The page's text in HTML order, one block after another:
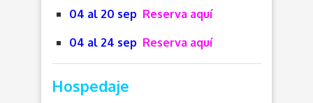
04 al 20 sep Reserva aquí
04 al 24 sep Reserva aquí
Hospedaje